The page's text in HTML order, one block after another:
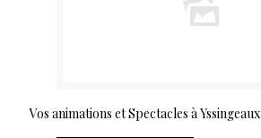
Vos animations et Spectacles à Yssingeaux